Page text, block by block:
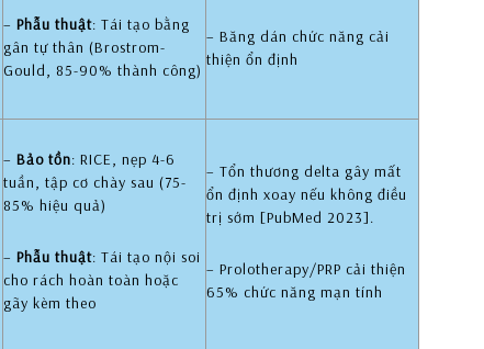
– Phẫu thuật: Tái tạo bằng
gân tự thân (Brostrom-
Gould, 85-90% thành công)
– Băng dán chức năng cải
thiện ổn định
– Bảo tồn: RICE, nẹp 4-6
tuần, tập cơ chày sau (75-
85% hiệu quả)
– Phẫu thuật: Tái tạo nội soi
cho rách hoàn toàn hoặc
gãy kèm theo
– Tổn thương delta gây mất
ổn định xoay nếu không điều
trị sớm [PubMed 2023].
– Prolotherapy/PRP cải thiện
65% chức năng mạn tính